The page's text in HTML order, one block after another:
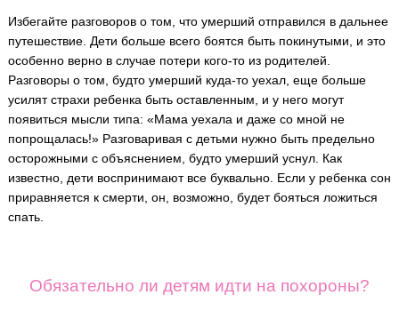
Избегайте разговоров о том, что умерший отправился в дальнее
путешествие. Дети больше всего боятся быть покинутыми, и это
особенно верно в случае потери кого-то из родителей.
Разговоры о том, будто умерший куда-то уехал, еще больше
усилят страхи ребенка быть оставленным, и у него могут
появиться мысли типа: «Мама уехала и даже со мной не
попрощалась!» Разговаривая с детьми нужно быть предельно
осторожными с объяснением, будто умерший уснул. Как
известно, дети воспринимают все буквально. Если у ребенка сон
приравняется к смерти, он, возможно, будет бояться ложиться
спать.
Обязательно ли детям идти на похороны?